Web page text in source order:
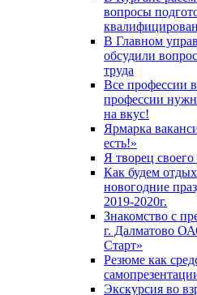
вопросы
В Главном
обсудили
труда
Все профессии
профессии
на вкус!
Ярмарка
есть!»
Я творец
Как будем
новогодние
2019-2020г.
Знакомство с
г. Далматово
Старт»
Резюме как
Экскурсия во